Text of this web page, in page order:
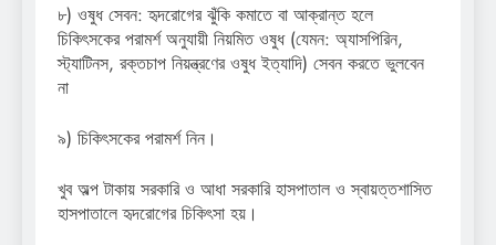
৮) ওষুধ সেবন: হৃদরোগের ঝুঁকি কমাতে বা আক্রান্ত হলে
চিকিৎসকের পরামর্শ অনুযায়ী নিয়মিত ওষুধ (যেমন: অ্যাসপিরিন,
স্ট্যাটিনস, রক্তচাপ নিয়ন্ত্রণের ওষুধ ইত্যাদি) সেবন করতে ভুলবেন
না
৯) চিকিৎসকের পরামর্শ নিন।
খুব অল্প টাকায় সরকারি ও আধা সরকারি হাসপাতাল ও স্বায়ত্তশাসিত
হাসপাতালে হৃদরোগের চিকিৎসা হয়।